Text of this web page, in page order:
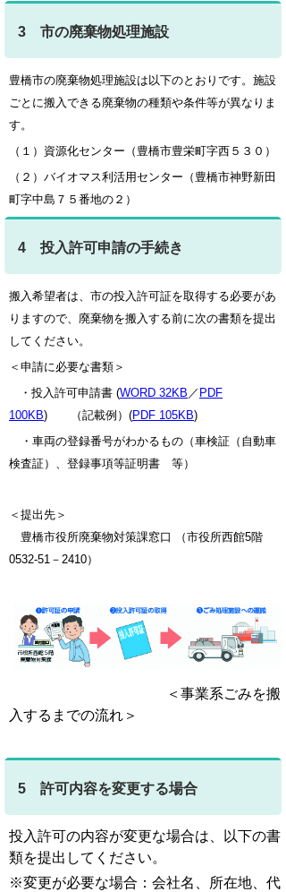
3 市の廃棄物処理施設
豊橋市の廃棄物処理施設は以下のとおりです。施設
ごとに搬入できる廃棄物の種類や条件等が異なりま
す。
（１）資源化センター（豊橋市豊栄町字西５３０）
（２）バイオマス利活用センター（豊橋市神野新田
町字中島７５番地の２）
4 投入許可申請の手続き
搬入希望者は、市の投入許可証を取得する必要があ
りますので、廃棄物を搬入する前に次の書類を提出
してください。
＜申請に必要な書類＞
・ 投入許可申請書 (WORD 32KB ／ PDF
100KB) （記載例）(PDF 105KB)
・車両の登録番号がわかるもの（車検証（自動車
検査証）、登録事項等証明書 等）
＜提出先＞
豊橋市役所廃棄物対策課窓口 （市役所西館5階
0532-51－2410）
＜事業系ごみを搬
入するまでの流れ＞
5 許可内容を変更する場合
投入許可の内容が変更な場合は、以下の書
類を提出してください。
※変更が必要な場合：会社名、所在地、代